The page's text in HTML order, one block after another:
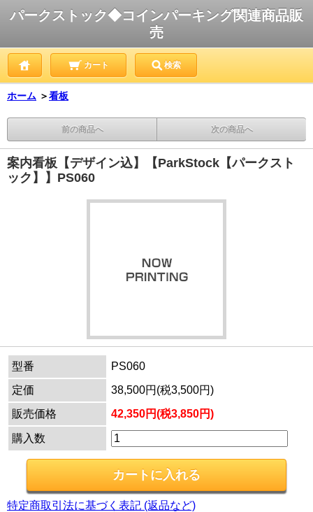
パークストック◆コインパーキング関連商品販
売
カート 検索
ホーム ＞看板
前の商品へ 次の商品へ
案内看板【デザイン込】【ParkStock【パークスト
ック】】PS060
型番
PS060
定価
38,500円(税3,500円)
販売価格
42,350円(税3,850円)
購入数
特定商取引法に基づく表記 (返品など)